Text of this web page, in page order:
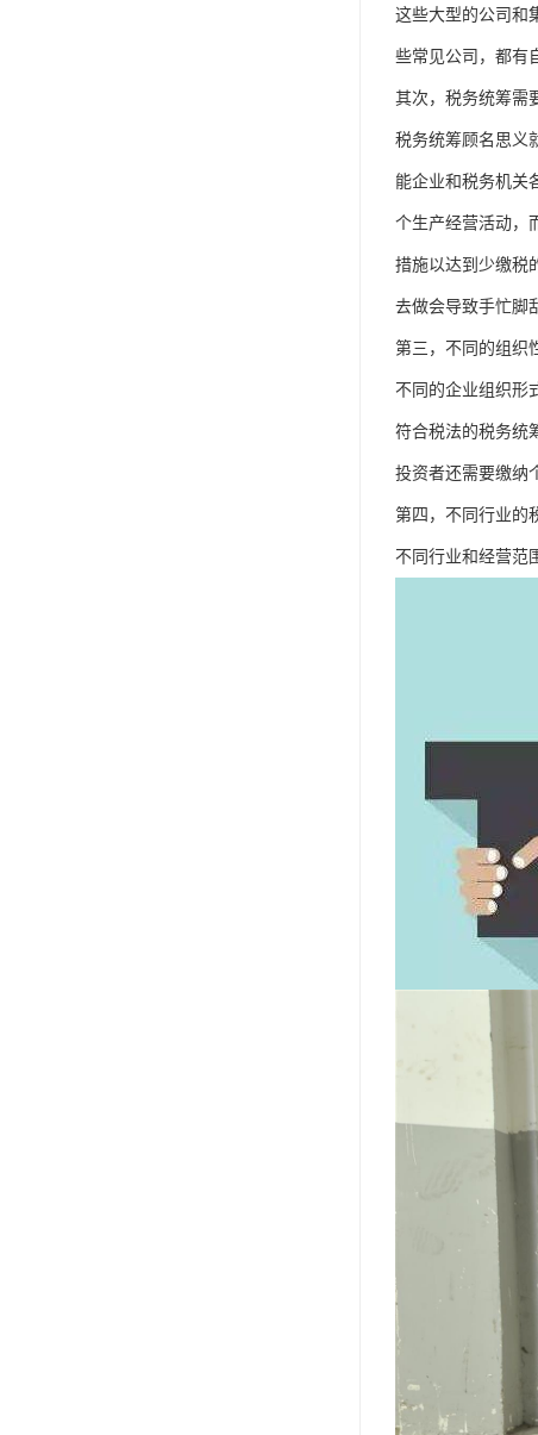
这些大型的公司和
些常见公司，都有
其次，税务统筹需
税务统筹顾名思义
能企业和税务机关
个生产经营活动，
措施以达到少缴税
去做会导致手忙脚
第三，不同的组织
不同的企业组织形
符合税法的税务统
投资者还需要缴纳
第四，不同行业的
不同行业和经营范